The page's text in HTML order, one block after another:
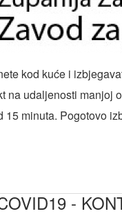
kod kuće i
na udaljenosti manjoj
15 minuta. Pogotovo
-